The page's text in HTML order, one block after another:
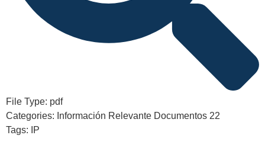
File Type: pdf
Categories: Información Relevante Documentos 22
Tags:
IP